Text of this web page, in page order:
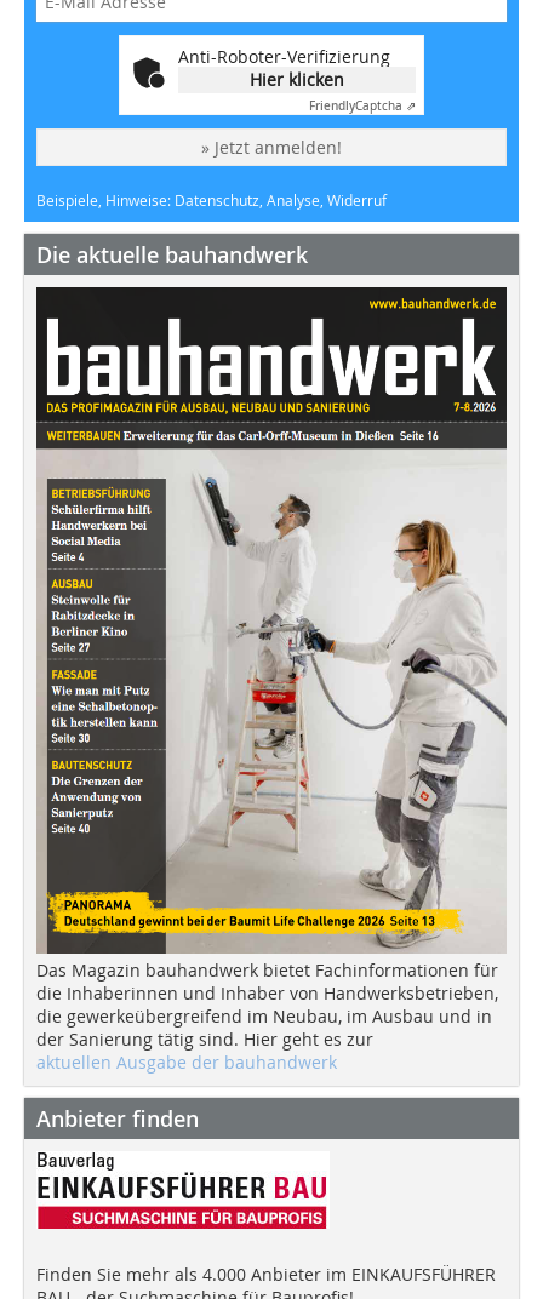
Anti-Roboter-Verifizierung
Hier klicken
FriendlyCaptcha ⇗
» Jetzt anmelden!
Beispiele, Hinweise: Datenschutz, Analyse, Widerruf
Die aktuelle bauhandwerk
Das Magazin bauhandwerk bietet Fachinformationen für
die Inhaberinnen und Inhaber von Handwerksbetrieben,
die gewerkeübergreifend im Neubau, im Ausbau und in
der Sanierung tätig sind. Hier geht es zur
aktuellen Ausgabe der bauhandwerk
Anbieter finden
Finden Sie mehr als 4.000 Anbieter im EINKAUFSFÜHRER